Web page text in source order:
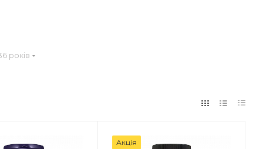
років
Акція